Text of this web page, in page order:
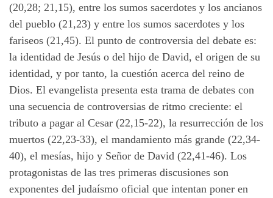
(20,28; 21,15), entre los sumos sacerdotes y los ancianos
del pueblo (21,23) y entre los sumos sacerdotes y los
fariseos (21,45). El punto de controversia del debate es:
la identidad de Jesús o del hijo de David, el origen de su
identidad, y por tanto, la cuestión acerca del reino de
Dios. El evangelista presenta esta trama de debates con
una secuencia de controversias de ritmo creciente: el
tributo a pagar al Cesar (22,15-22), la resurrección de los
muertos (22,23-33), el mandamiento más grande (22,34-
40), el mesías, hijo y Señor de David (22,41-46). Los
protagonistas de las tres primeras discusiones son
exponentes del judaísmo oficial que intentan poner en